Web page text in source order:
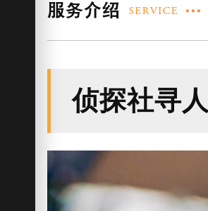
侦探社寻人